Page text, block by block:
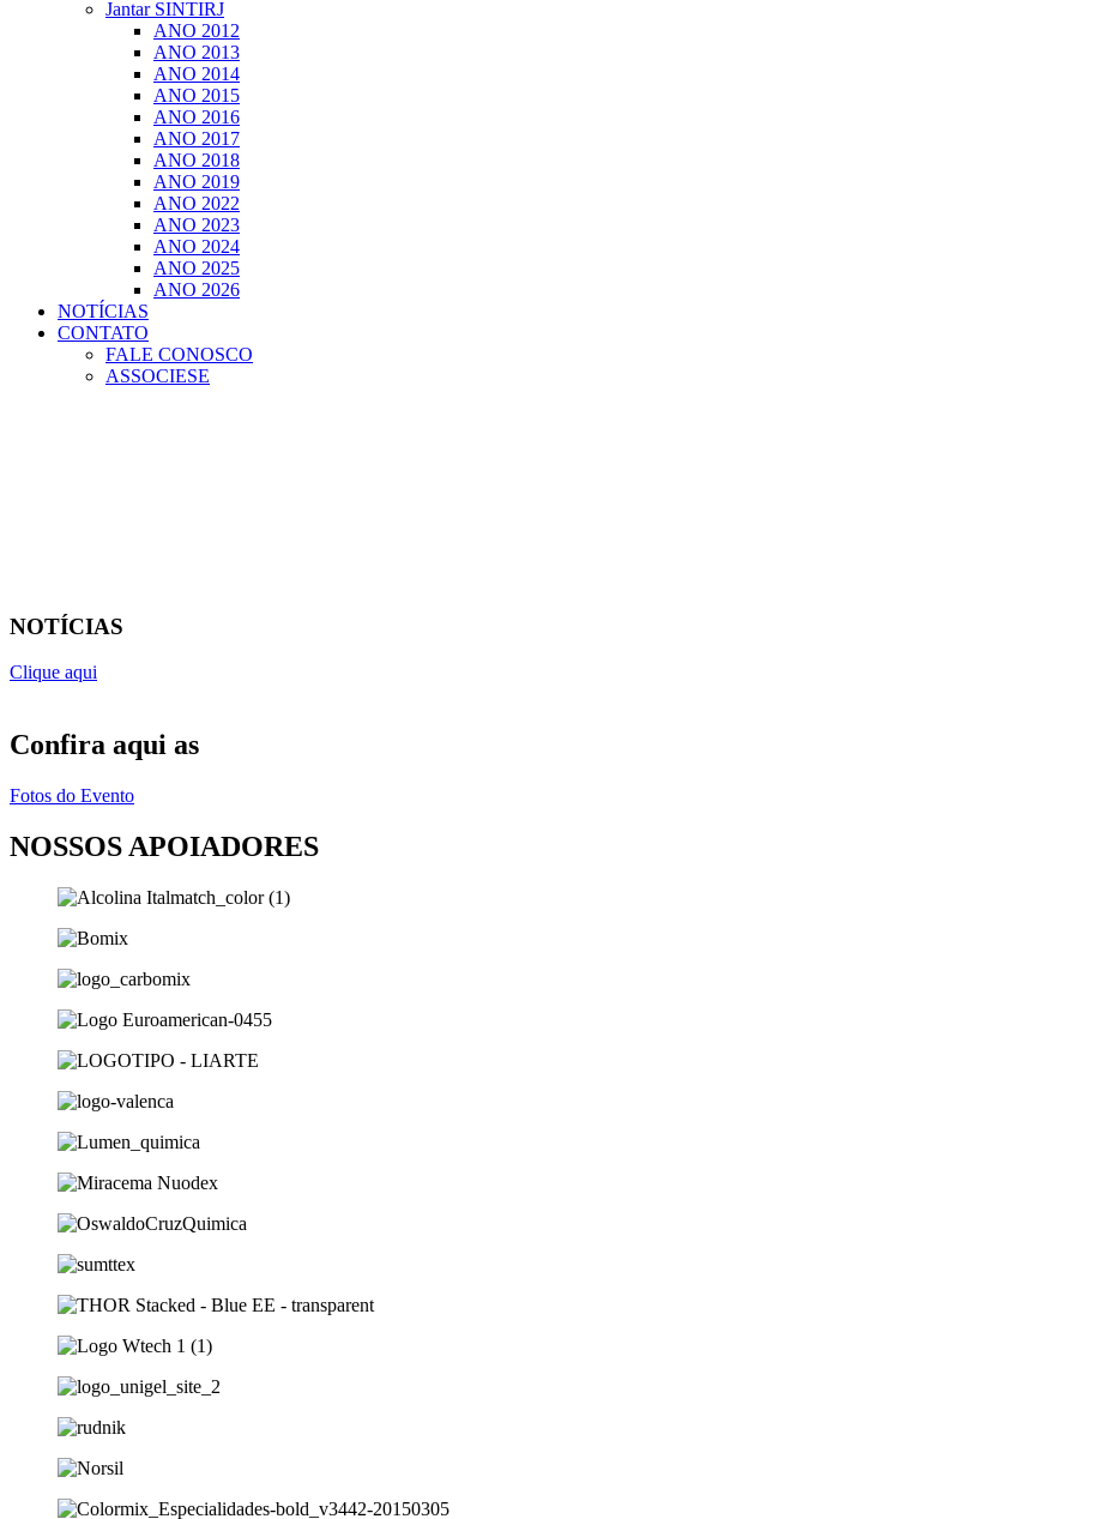
Jantar SINTIRJ
ANO 2012
ANO 2013
ANO 2014
ANO 2015
ANO 2016
ANO 2017
ANO 2018
ANO 2019
ANO 2022
ANO 2023
ANO 2024
ANO 2025
ANO 2026
NOTÍCIAS
CONTATO
FALE CONOSCO
ASSOCIESE
NOTÍCIAS
Clique aqui
Confira aqui as
Fotos do Evento
NOSSOS APOIADORES